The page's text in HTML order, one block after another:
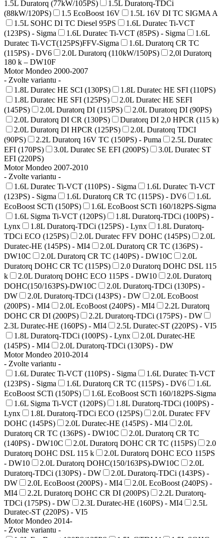
1.5L Duratorq (77kW/105PS)
1.5L Duratorq-TDCi
(88kW/120PS)
1.5 EcoBoost 16V
1.5L 16V DI TC SIGMA A
1.5L SOHC DI TC Diesel 95PS
1.6L Duratec Ti-VCT
(123PS) - Sigma
1.6L Duratec Ti-VCT (85PS) - Sigma
1.6L
Duratec Ti-VCT(125PS)FFV-Sigma
1.6L Duratorq CR TC
(115PS) - DV6
2.0L Duratorq (110kW/150PS)
2,0l Duratorq
180 k – DW10F
Motor Mondeo 2000-2007
- Zvolte variantu -
1.8L Duratec HE SCI (130PS)
1.8L Duratec HE SFI (110PS)
1.8L Duratec HE SFI (125PS)
2.0L Duratec HE SEFI
(145PS)
2.0L Duratorq DI (115PS)
2.0L Duratorq DI (90PS)
2.0L Duratorq DI CR (130PS)
Duratorq DI 2,0 HPCR (115 k)
2.0L Duratorq DI HPCR (125PS)
2.0L Duratorq TDCI
(90PS)
2.2L Duratorq 16V TC (150PS) - Puma
2.5L Duratec
EFI (170PS)
3.0L Duratec SE EFI (200PS)
3.0L Duratec ST
EFI (220PS)
Motor Mondeo 2007-2010
- Zvolte variantu -
1.6L Duratec Ti-VCT (110PS) - Sigma
1.6L Duratec Ti-VCT
(123PS) - Sigma
1.6L Duratorq CR TC (115PS) - DV6
1.6L
EcoBoost SCTi (150PS)
1.6L EcoBoost SCTi 160/182PS-Sigma
1.6L Sigma Ti-VCT (120PS)
1.8L Duratorq-TDCi (100PS) -
Lynx
1.8L Duratorq-TDCi (125PS) - Lynx
1.8L Duratorq-
TDCi ECO (125PS)
2.0L Duratec FFV DOHC (145PS)
2.0L
Duratec-HE (145PS) - MI4
2.0L Duratorq CR TC (136PS) -
DW10C
2.0L Duratorq CR TC (140PS) - DW10C
2.0L
Duratorq DOHC CR TC (115PS)
2.0 Duratorq DOHC DSL 115
k
2.0L Duratorq DOHC ECO 115PS - DW10
2.0L Duratorq
DOHC(150/163PS)-DW10C
2.0L Duratorq-TDCi (130PS) -
DW
2.0L Duratorq-TDCi (143PS) - DW
2.0L EcoBoost
(200PS) - MI4
2.0L EcoBoost (240PS) - MI4
2.2L Duratorq
DOHC CR DI (200PS)
2.2L Duratorq-TDCi (175PS) - DW
2.3L Duratec-HE (160PS) - MI4
2.5L Duratec-ST (220PS) - VI5
1.8L Duratorq-TDCi (100PS) - Lynx
2.0L Duratec-HE
(145PS) - MI4
2.0L Duratorq-TDCi (130PS) - DW
Motor Mondeo 2010-2014
- Zvolte variantu -
1.6L Duratec Ti-VCT (110PS) - Sigma
1.6L Duratec Ti-VCT
(123PS) - Sigma
1.6L Duratorq CR TC (115PS) - DV6
1.6L
EcoBoost SCTi (150PS)
1.6L EcoBoost SCTi 160/182PS-Sigma
1.6L Sigma Ti-VCT (120PS)
1.8L Duratorq-TDCi (100PS) -
Lynx
1.8L Duratorq-TDCi ECO (125PS)
2.0L Duratec FFV
DOHC (145PS)
2.0L Duratec-HE (145PS) - MI4
2.0L
Duratorq CR TC (136PS) - DW10C
2.0L Duratorq CR TC
(140PS) - DW10C
2.0L Duratorq DOHC CR TC (115PS)
2.0
Duratorq DOHC DSL 115 k
2.0L Duratorq DOHC ECO 115PS
- DW10
2.0L Duratorq DOHC(150/163PS)-DW10C
2.0L
Duratorq-TDCi (130PS) - DW
2.0L Duratorq-TDCi (143PS) -
DW
2.0L EcoBoost (200PS) - MI4
2.0L EcoBoost (240PS) -
MI4
2.2L Duratorq DOHC CR DI (200PS)
2.2L Duratorq-
TDCi (175PS) - DW
2.3L Duratec-HE (160PS) - MI4
2.5L
Duratec-ST (220PS) - VI5
Motor Mondeo 2014-
- Zvolte variantu -